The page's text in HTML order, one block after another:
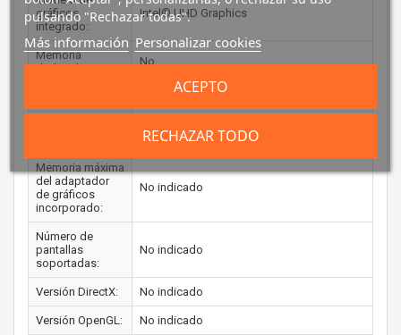
gráficos
integrado:
Intel® UHD Graphics
Memoria
dedicada:
No
No indicado
Memoria máxima
del adaptador
de gráficos
incorporado:
No indicado
Número de
pantallas
soportadas:
No indicado
Versión DirectX: No indicado
Versión OpenGL: No indicado
pulsando "Rechazar todas".
Más información Personalizar cookies
RECHAZAR TODO
ACEPTO